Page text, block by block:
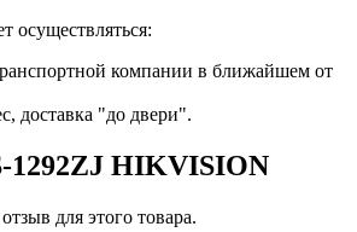
осуществляться:
компании в ближайшем от
доставка "до двери".
1292ZJ HIKVISION
для этого товара.